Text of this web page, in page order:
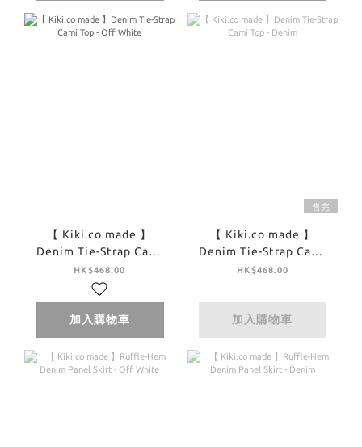
【 Kiki.co made 】
Denim Tie-Strap Cami
Top - Off White
HK$468.00
加入購物車
售完
【 Kiki.co made 】
Denim Tie-Strap Cami
Top - Denim
HK$468.00
加入購物車